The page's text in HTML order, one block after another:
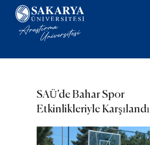
SAÜ’de Bahar Spor
Etkinlikleriyle Karşılandı